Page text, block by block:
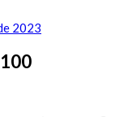
2023